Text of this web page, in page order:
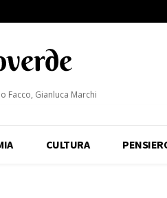
Facco, Gianluca Marchi
CULTURA